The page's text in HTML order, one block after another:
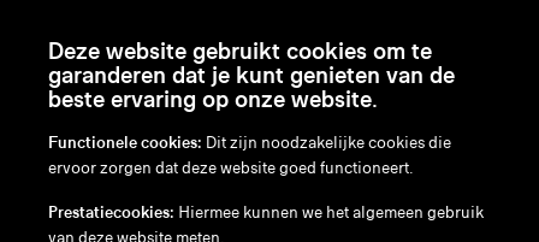
en/nl/fr/de
Disclaimer
Deze website gebruikt cookies om te
garanderen dat je kunt genieten van de
beste ervaring op onze website.
Functionele cookies: Dit zijn noodzakelijke cookies die
ervoor zorgen dat deze website goed functioneert.
Prestatiecookies: Hiermee kunnen we het algemeen gebruik
van deze website meten.